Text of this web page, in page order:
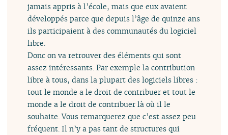
jamais appris à l’école, mais que eux avaient
développés parce que depuis l’âge de quinze ans
ils participaient à des communautés du logiciel
libre.
Donc on va retrouver des éléments qui sont
assez intéressants. Par exemple la contribution
libre à tous, dans la plupart des logiciels libres :
tout le monde a le droit de contribuer et tout le
monde a le droit de contribuer là où il le
souhaite. Vous remarquerez que c’est assez peu
fréquent. Il n’y a pas tant de structures qui